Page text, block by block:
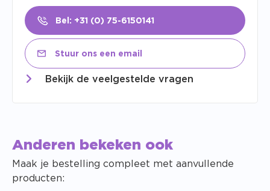
Bel: +31 (0) 75-6150141
Stuur ons een email
Bekijk de veelgestelde vragen
Anderen bekeken ook
Maak je bestelling compleet met aanvullende
producten: